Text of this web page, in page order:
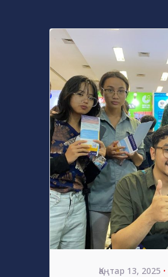
Posted
by
s4nyi
Қаңтар 13, 2025